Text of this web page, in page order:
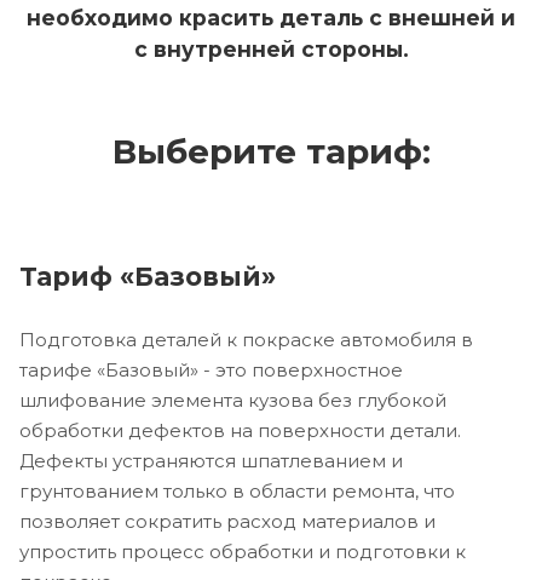
необходимо красить деталь с внешней и
с внутренней стороны.
Выберите тариф:
Тариф «Базовый»
Подготовка деталей к покраске автомобиля в
тарифе «Базовый» - это поверхностное
шлифование элемента кузова без глубокой
обработки дефектов на поверхности детали.
Дефекты устраняются шпатлеванием и
грунтованием только в области ремонта, что
позволяет сократить расход материалов и
упростить процесс обработки и подготовки к